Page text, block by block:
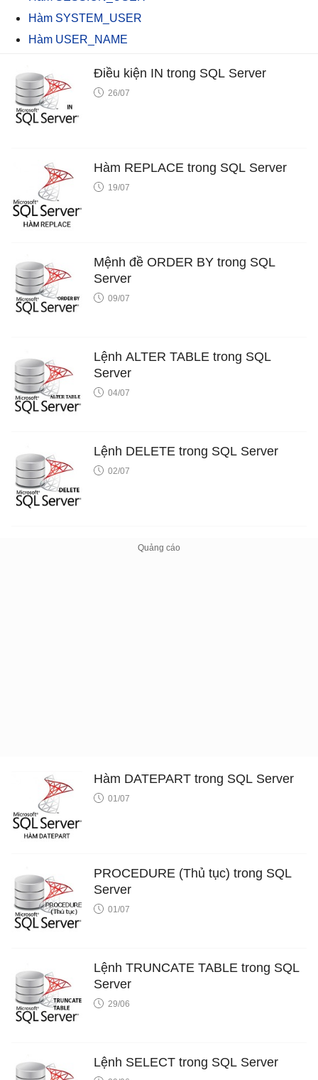
Hàm SYSTEM_USER
Hàm USER_NAME
Điều kiện IN trong SQL Server
26/07
Hàm REPLACE trong SQL Server
19/07
Mệnh đề ORDER BY trong SQL
Server
09/07
Lệnh ALTER TABLE trong SQL
Server
04/07
Lệnh DELETE trong SQL Server
02/07
Hàm DATEPART trong SQL Server
01/07
PROCEDURE (Thủ tục) trong SQL
Server
01/07
Lệnh TRUNCATE TABLE trong SQL
Server
29/06
Lệnh SELECT trong SQL Server